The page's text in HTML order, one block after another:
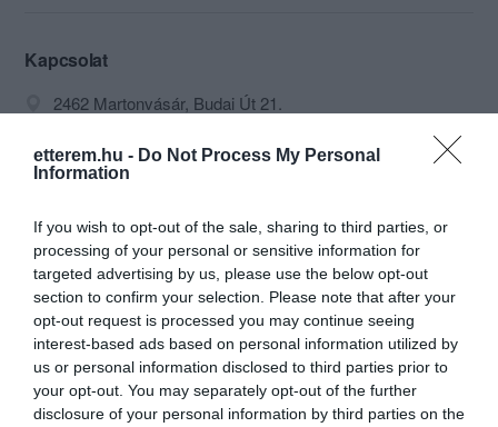
etterem.hu - Do Not Process My Personal
Information
If you wish to opt-out of the sale, sharing to third parties, or
processing of your personal or sensitive information for
targeted advertising by us, please use the below opt-out
section to confirm your selection. Please note that after your
opt-out request is processed you may continue seeing
interest-based ads based on personal information utilized by
us or personal information disclosed to third parties prior to
your opt-out. You may separately opt-out of the further
disclosure of your personal information by third parties on the
kikapcsolódásra vágyik akkor nyugodt
figyelmes és barátságos kiszolgálással,
A híres, hagyományos, fogásokon kívül
nálunk a változatosan elkésztett csülök
specialitásainkat is megkóstolhatja.
Vendégeink részére zárt parkoló és
wlan vezeték nélküli internetes hálózati
kapcsolat áll rendelkezésre a Panzió és
az Étterem területén!
+36 30 904 4897
Kapcsolat
2462 Martonvásár, Budai Út 21.
macskapanzio@freemail.hu
https://www.facebook.com/MacskaPanzio